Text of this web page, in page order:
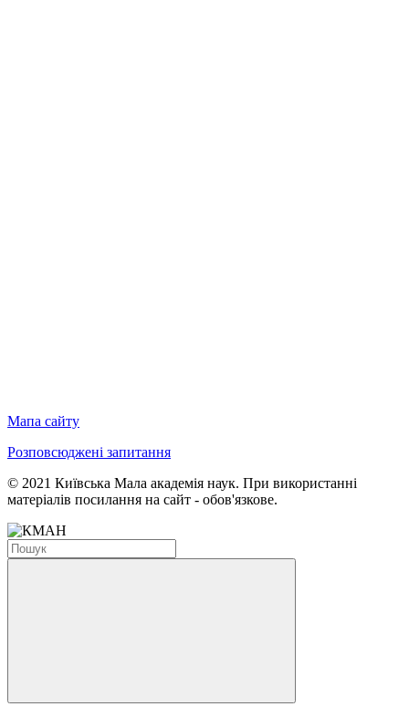
Мапа сайту
Розповсюджені запитання
© 2021 Київська Мала академія наук. При використанні
матеріалів посилання на сайт - обов'язкове.